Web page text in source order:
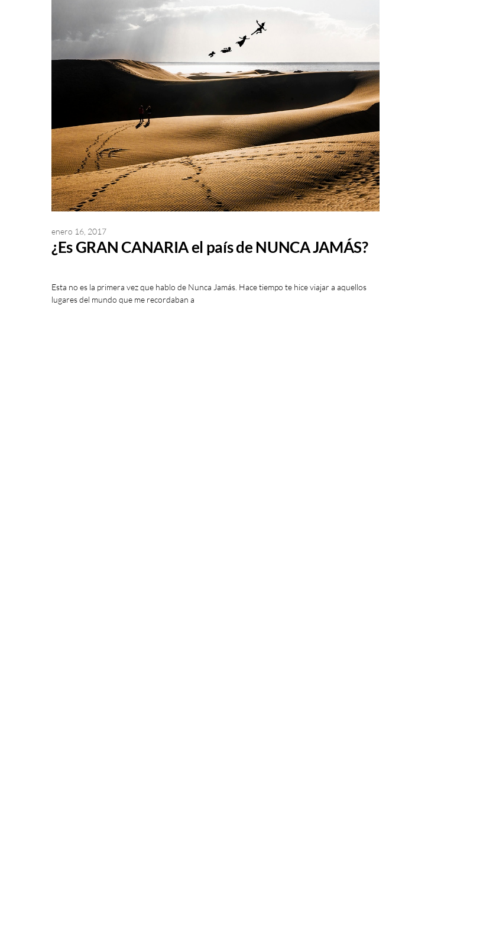
¿Es GRAN CANARIA el país de NUNCA JAMÁS?
enero 16, 2017
Esta no es la primera vez que hablo de Nunca Jamás. Hace tiempo te hice viajar a aquellos
lugares del mundo que me recordaban a